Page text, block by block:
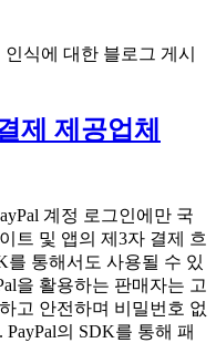
식에 대한 블로그 게시
제 제공업체
계정 로그인에만 국
트 및 앱의 제3자 결제 흐
를 통해서도 사용될 수 있
을 활용하는 판매자는 고
고 안전하며 비밀번호 없
의 SDK를 통해 패